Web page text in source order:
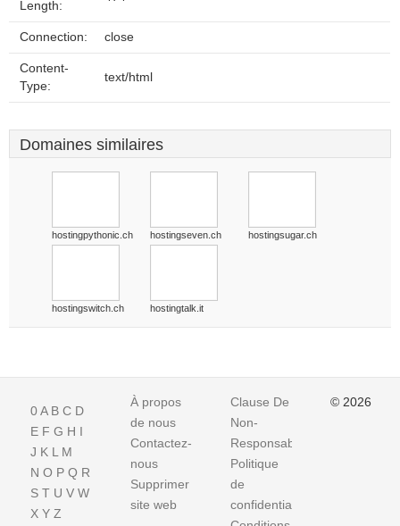
Length:
Connection: close
Content-
Type:
text/html
Domaines similaires
hostingpythonic.ch hostingseven.ch hostingsugar.ch
hostingswitch.ch hostingtalk.it
0A B C D
E F G H I
J K L M
N O P Q R
S T U V W
X Y Z
À propos
de nous
Contactez-
nous
Supprimer
site web
Clause De
Non-
Responsabilite
Politique
de
confidentialité
© 2026